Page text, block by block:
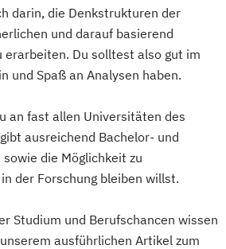
darin, die Denkstrukturen der
und darauf basierend
erarbeiten. Du solltest also gut im
und Spaß an Analysen haben.
an fast allen Universitäten des
ausreichend Bachelor- und
die Möglichkeit zu
der Forschung bleiben willst.
Studium und Berufschancen wissen
ausführlichen Artikel zum